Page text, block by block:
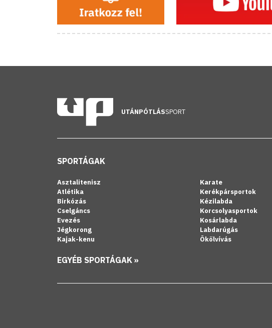
UTÁNPÓTLÁSSPORT
SPORTÁGAK
Asztalitenisz
Atlétika
Birkózás
Cselgáncs
Evezés
Jégkorong
Kajak-kenu
Karate
Kerékpársportok
Kézilabda
Korcsolyasportok
Kosárlabda
Labdarúgás
Ökölvívás
EGYÉB SPORTÁGAK »